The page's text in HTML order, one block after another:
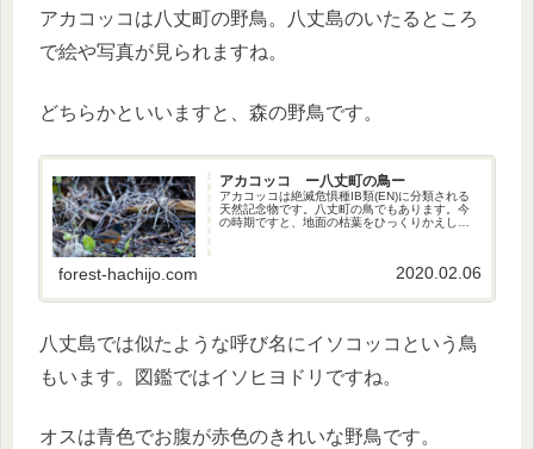
アカコッコは八丈町の野鳥。八丈島のいたるところ
で絵や写真が見られますね。
どちらかといいますと、森の野鳥です。
アカコッコ ー八丈町の鳥ー
アカコッコは絶滅危惧種IB類(EN)に分類される
天然記念物です。八丈町の鳥でもあります。今
の時期ですと、地面の枯葉をひっくりかえして
forest-hachijo.com 2020.02.06
八丈島では似たような呼び名にイソコッコという鳥
もいます。図鑑ではイソヒヨドリですね。
オスは青色でお腹が赤色のきれいな野鳥です。